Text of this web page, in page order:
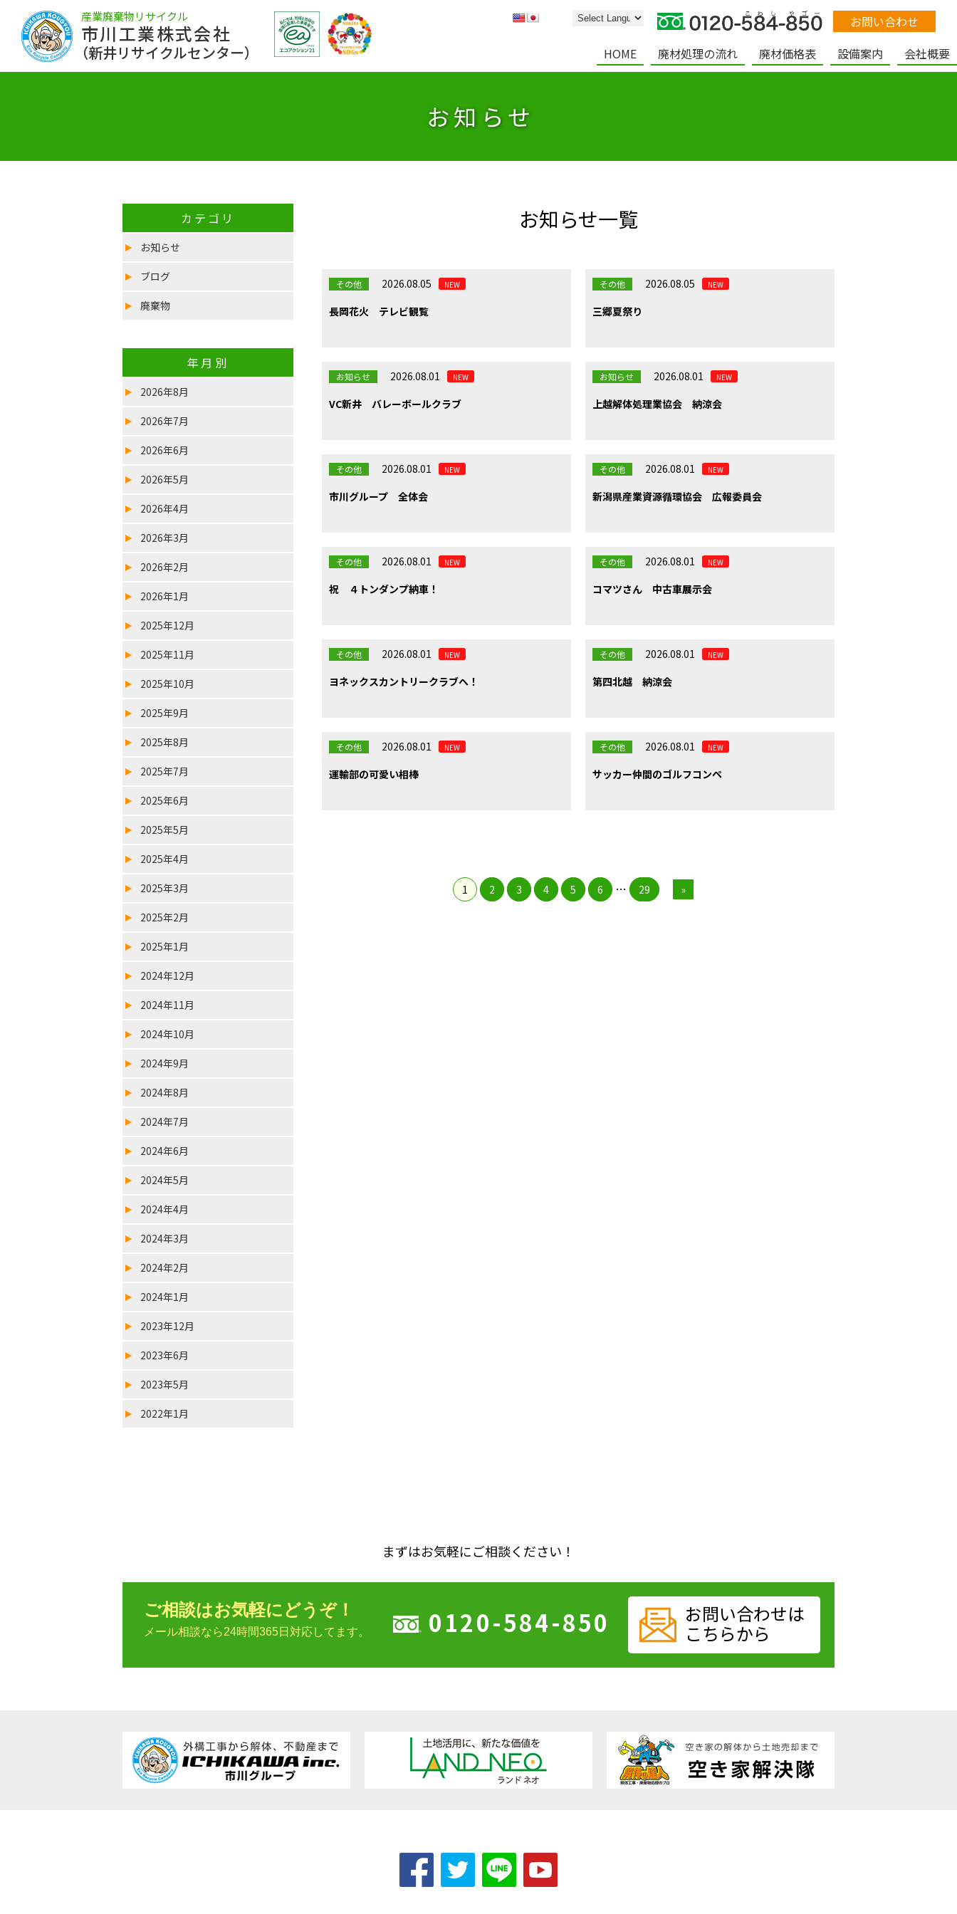
産業廃棄物リサイクル
市川工業株式会社
（新井リサイクルセンター）
お問い合わせ
HOME
廃材処理の流れ 廃材価格表 設備案内 会社概要
お知らせ
お知らせ一覧
その他 2026.08.05 NEW
長岡花火 テレビ観覧
その他 2026.08.05 NEW
三郷夏祭り
お知らせ 2026.08.01 NEW
VC新井 バレーボールクラブ
お知らせ 2026.08.01 NEW
上越解体処理業協会 納涼会
その他 2026.08.01 NEW
市川グループ 全体会
その他 2026.08.01 NEW
新潟県産業資源循環協会 広報委員会
その他 2026.08.01 NEW
祝 ４トンダンプ納車！
その他 2026.08.01 NEW
コマツさん 中古車展示会
その他 2026.08.01 NEW
ヨネックスカントリークラブへ！
その他 2026.08.01 NEW
第四北越 納涼会
その他 2026.08.01 NEW
運輸部の可愛い相棒
その他 2026.08.01 NEW
サッカー仲間のゴルフコンペ
1 2 3 4 5 6 … 29 »
カテゴリ
お知らせ
ブログ
廃棄物
年月別
2026年8月
2026年7月
2026年6月
2026年5月
2026年4月
2026年3月
2026年2月
2026年1月
2025年12月
2025年11月
2025年10月
2025年9月
2025年8月
2025年7月
2025年6月
2025年5月
2025年4月
2025年3月
2025年2月
2025年1月
2024年12月
2024年11月
2024年10月
2024年9月
2024年8月
2024年7月
2024年6月
2024年5月
2024年4月
2024年3月
2024年2月
2024年1月
2023年12月
2023年6月
2023年5月
2022年1月
まずはお気軽にご相談ください！
ご相談はお気軽にどうぞ！
メール相談なら24時間365日対応してます。 0120-584-850
お問い合わせは
こちらから